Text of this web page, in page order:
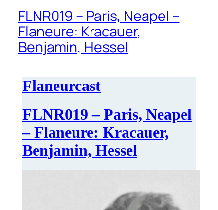
FLNR019 – Paris, Neapel –
Flaneure: Kracauer,
Benjamin, Hessel